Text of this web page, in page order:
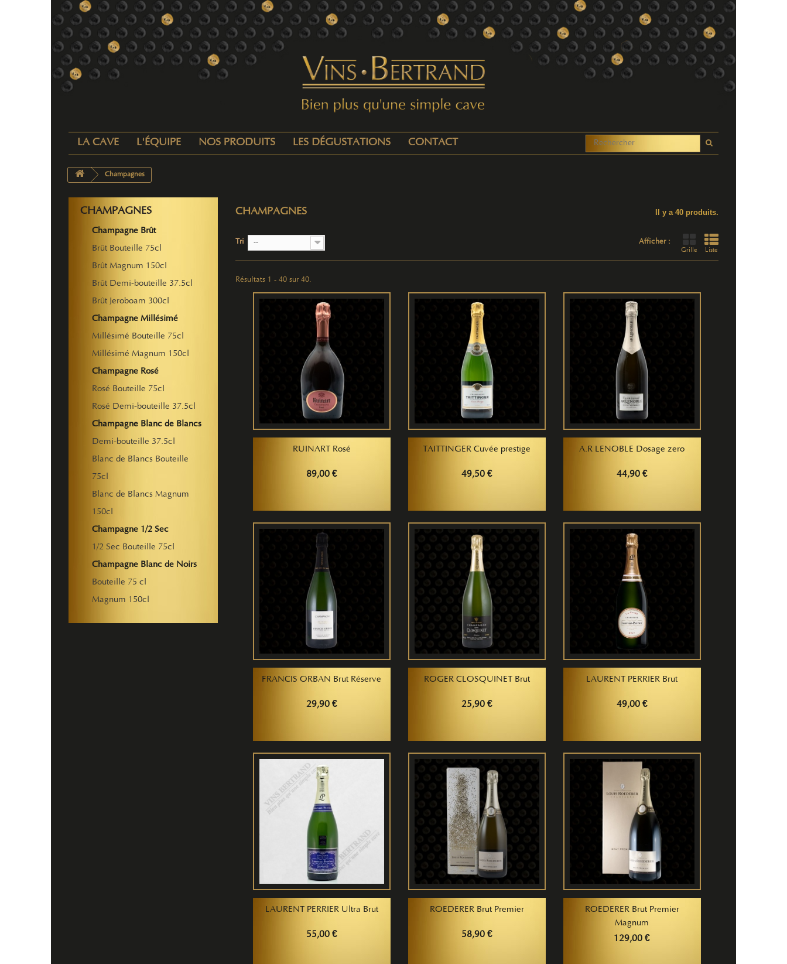
LA CAVE L'ÉQUIPE NOS PRODUITS LES DÉGUSTATIONS CONTACT
Champagnes
CHAMPAGNES
Champagne Brût
Brût Bouteille 75cl
Brût Magnum 150cl
Brût Demi-bouteille 37.5cl
Brût Jeroboam 300cl
Champagne Millésimé
Millésimé Bouteille 75cl
Millésimé Magnum 150cl
Champagne Rosé
Rosé Bouteille 75cl
Rosé Demi-bouteille 37.5cl
Champagne Blanc de Blancs
Demi-bouteille 37.5cl
Blanc de Blancs Bouteille
75cl
Blanc de Blancs Magnum
150cl
Champagne 1/2 Sec
1/2 Sec Bouteille 75cl
Champagne Blanc de Noirs
Bouteille 75 cl
Magnum 150cl
CHAMPAGNES Il y a 40 produits.
Afficher :
Grille Liste
Tri --
Résultats 1 - 40 sur 40.
RUINART Rosé
89,00 €
TAITTINGER Cuvée prestige
49,50 €
A.R LENOBLE Dosage zero
44,90 €
FRANCIS ORBAN Brut Réserve
29,90 €
ROGER CLOSQUINET Brut
25,90 €
LAURENT PERRIER Brut
49,00 €
LAURENT PERRIER Ultra Brut
55,00 €
ROEDERER Brut Premier
58,90 €
ROEDERER Brut Premier
Magnum
129,00 €